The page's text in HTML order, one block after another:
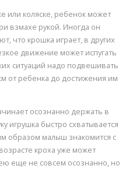
или коляске, ребенок может
взмахе рукой. Иногда он
что крошка играет, в других
движение может испугать
ситуаций надо подвешивать
от ребенка до достижения им
осознанно держать в
игрушка быстро схватывается
образом малыш знакомится с
кроха уже может
еще не совсем осознанно, но